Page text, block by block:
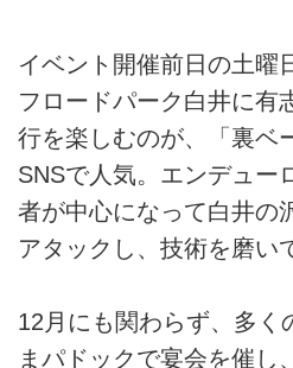
イベント開催前日の土曜
フロードパーク白井に有
行を楽しむのが、「裏ベ
SNSで人気。エンデュー
者が中心になって白井の
アタックし、技術を磨い
12月にも関わらず、多く
まパドックで宴会を催し